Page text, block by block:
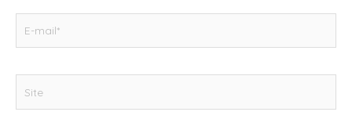
mail*